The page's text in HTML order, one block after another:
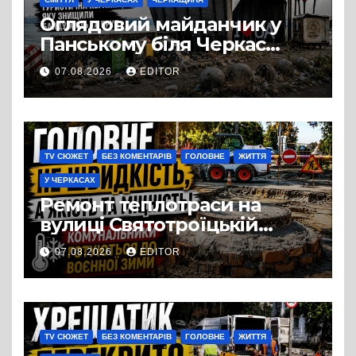
Оглядовий майданчик у
Панському біля Черкас
перетворився на занедбане
сміттєзвалище
07.08.2026 EDITOR
TV СЮЖЕТ БЕЗ КОМЕНТАРІВ ГОЛОВНЕ ЖИТТЯ
У ЧЕРКАСАХ
Ремонт теплотраси на
вулиці Святотроїцькій
затягнувся порівняно із
запланованими термінами.
Вулицю досі не відкрили
для руху
07.08.2026 EDITOR
TV СЮЖЕТ БЕЗ КОМЕНТАРІВ ГОЛОВНЕ ЖИТТЯ